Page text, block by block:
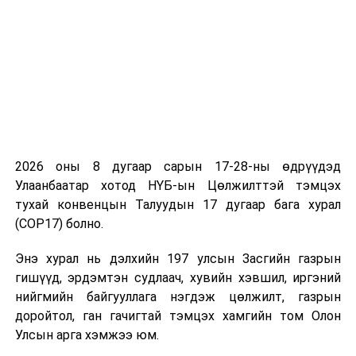
ДАРААХ МЭДЭЭ
Цэргийн тангаргийг монгол бичгээр бичиж өрсөлдөв
ӨМНӨХ МЭДЭЭ
Энэ долоо хоногт цаг агаар ямар байх вэ?
2026 оны 8 дугаар сарын 17-28-ны өдрүүдэд
Улаанбаатар хотод НҮБ-ын Цөлжилттэй тэмцэх
тухай конвенцын Талуудын 17 дугаар бага хурал
(COP17) болно.
Энэ хурал нь дэлхийн 197 улсын Засгийн газрын
гишүүд, эрдэмтэн судлаач, хувийн хэвшил, иргэний
нийгмийн байгууллага нэгдэж цөлжилт, газрын
доройтол, ган гачигтай тэмцэх хамгийн том Олон
Улсын арга хэмжээ юм.